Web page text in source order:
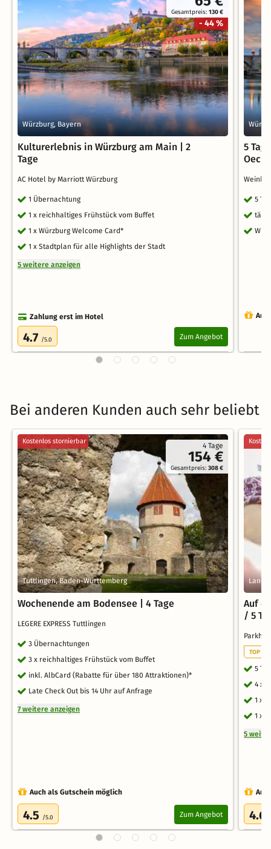
Gesamtpreis:130 €
- 44 %
Würzburg, Bayern
Kulturerlebnis in Würzburg am Main | 2
Tage
AC Hotel by Marriott Würzburg
1 Übernachtung
1 x reichhaltiges Frühstück vom Buffet
1 x Würzburg Welcome Card*
1 x Stadtplan für alle Highlights der Stadt
5 weitere anzeigen
Zahlung erst im Hotel
4.7 /5.0 Zum Angebot
5
5
Bei anderen Kunden auch sehr beliebt
4 Tage
154 €
Gesamtpreis:308 €
Kostenlos stornierbar
Tuttlingen, Baden-Württemberg
Wochenende am Bodensee | 4 Tage
LEGERE EXPRESS Tuttlingen
3 Übernachtungen
3 x reichhaltiges Frühstück vom Buffet
inkl. AlbCard (Rabatte für über 180 Attraktionen)*
Late Check Out bis 14 Uhr auf Anfrage
7 weitere anzeigen
Auch als Gutschein möglich
4.5 /5.0 Zum Angebot
Auf
/ 5
TOP
5
4 x
1 x
1 x
5
4.6